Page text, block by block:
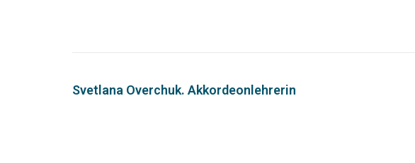
Svetlana Overchuk. Akkordeonlehrerin